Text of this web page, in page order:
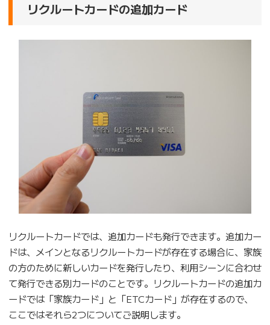
リクルートカードの追加カード
リクルートカードでは、追加カードも発行できます。追加カー
ドは、メインとなるリクルートカードが存在する場合に、家族
の方のために新しいカードを発行したり、利用シーンに合わせ
て発行できる別カードのことです。リクルートカードの追加カ
ードでは「家族カード」と「ETCカード」が存在するので、
ここではそれら2つについてご説明します。